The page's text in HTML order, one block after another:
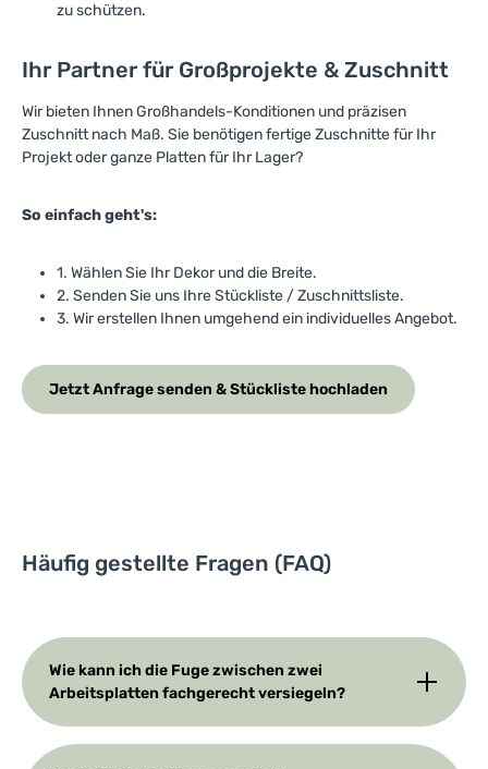
zu schützen.
Ihr Partner für Großprojekte & Zuschnitt
Wir bieten Ihnen Großhandels-Konditionen und präzisen
Zuschnitt nach Maß. Sie benötigen fertige Zuschnitte für Ihr
Projekt oder ganze Platten für Ihr Lager?
So einfach geht's:
1. Wählen Sie Ihr Dekor und die Breite.
2. Senden Sie uns Ihre Stückliste / Zuschnittsliste.
3. Wir erstellen Ihnen umgehend ein individuelles Angebot.
Jetzt Anfrage senden & Stückliste hochladen
Häufig gestellte Fragen (FAQ)
Wie kann ich die Fuge zwischen zwei
Arbeitsplatten fachgerecht versiegeln?